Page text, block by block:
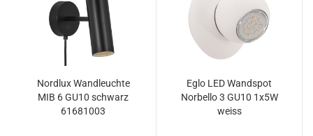
Nordlux Wandleuchte
MIB 6 GU10 schwarz
61681003
Eglo LED Wandspot
Norbello 3 GU10 1x5W
weiss